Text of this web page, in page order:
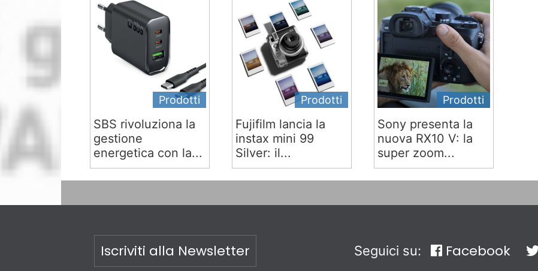
Prodotti
SBS rivoluziona la
gestione
energetica con la...
Prodotti
Fujifilm lancia la
instax mini 99
Silver: il...
Prodotti
Sony presenta la
nuova RX10 V: la
super zoom...
Iscriviti alla Newsletter Seguici su: Facebook